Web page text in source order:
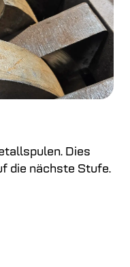
Dies
die nächste Stufe.